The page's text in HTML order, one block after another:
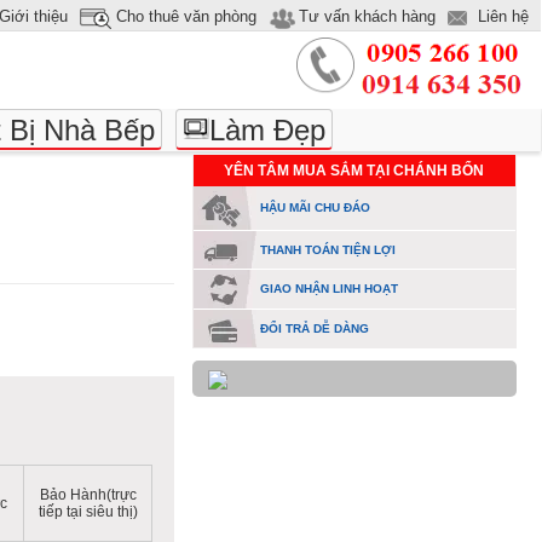
Liên hệ
Giới thiệu Cho thuê văn phòng Tư vấn khách hàng
Bị Nhà Bếp Làm Đẹp
Bảo Hành(trực
tiếp tại siêu thị)
YÊN TÂM MUA SẮM TẠI CHÁNH BỔN
HẬU MÃI CHU ĐÁO
THANH TOÁN TIỆN LỢI
GIAO NHẬN LINH HOẠT
ĐỔI TRẢ DỄ DÀNG